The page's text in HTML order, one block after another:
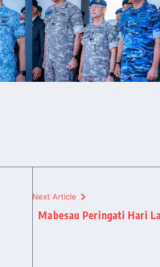
Next Article
Mabesau Peringati Hari